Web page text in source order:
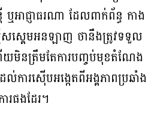
អាជ្ញាធរណា ដែលពាក់ព័ន្ធ កាង
គេមអនឡាញ ថានឹងត្រូវទទួល
យមិនត្រឹមតែការបញ្ចប់មុខតំណែង
ល់ការស៊ើបអង្កេតពីអង្គភាពប្រឆាំង
ផងដែរ។